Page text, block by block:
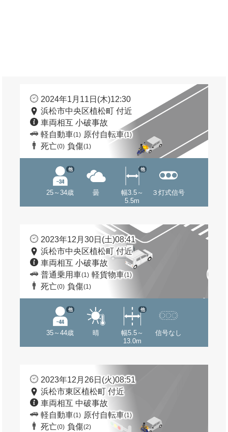
2024年1月11日(木)12:30
浜松市中央区植松町 付近
車両相互 小破事故
軽自動車(1) 原付自転車(1)
死亡(0) 負傷(1)
25～34歳
他
曇
幅3.5～
5.5m
他
３灯式信号
2023年12月30日(土)08:41
浜松市中央区植松町 付近
車両相互 小破事故
普通乗用車(1) 軽貨物車(1)
死亡(0) 負傷(1)
35～44歳
他
晴
幅5.5～
13.0m
他
信号なし
2023年12月26日(火)08:51
浜松市東区植松町 付近
車両相互 中破事故
軽自動車(1) 原付自転車(1)
死亡(0) 負傷(2)